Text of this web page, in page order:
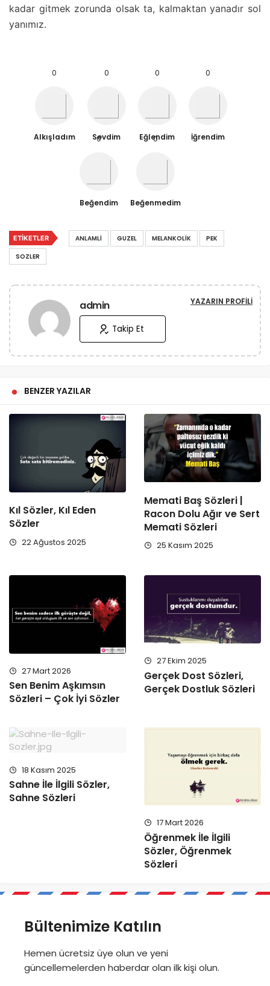
kadar gitmek zorunda olsak ta, kalmaktan yanadır sol
yanımız.
0
Alkışladım
0
Sevdim
0
Eğlendim
0
İğrendim
0
Beğendim
0
Beğenmedim
ETIKETLER ANLAMLI GUZEL MELANKOLIK
PEK
SOZLER
admin YAZARIN PROFILI
Takip Et
BENZER YAZILAR
Kıl Sözler, Kıl Eden
Sözler
22 Ağustos 2025
Memati Baş Sözleri |
Racon Dolu Ağır ve Sert
Memati Sözleri
25 Kasım 2025
27 Mart 2026
Sen Benim Aşkımsın
Sözleri – Çok İyi Sözler
27 Ekim 2025
Gerçek Dost Sözleri,
Gerçek Dostluk Sözleri
18 Kasım 2025
Sahne İle İlgili Sözler,
Sahne Sözleri
17 Mart 2026
Öğrenmek İle İlgili
Sözler, Öğrenmek
Sözleri
Bültenimize Katılın
Hemen ücretsiz üye olun ve yeni
güncellemelerden haberdar olan ilk kişi olun.